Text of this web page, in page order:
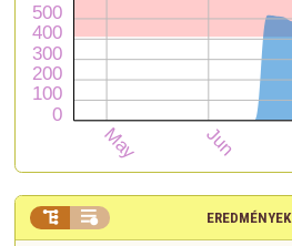
EREDMÉNYEK
 